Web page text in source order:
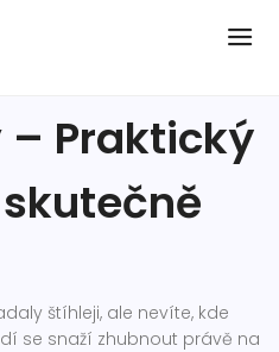
– Praktický
štíhleji, ale nevíte, kde
se snaží zhubnout právě na